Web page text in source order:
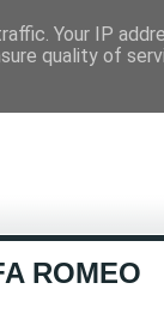
ROMEO
Your IP
quality of